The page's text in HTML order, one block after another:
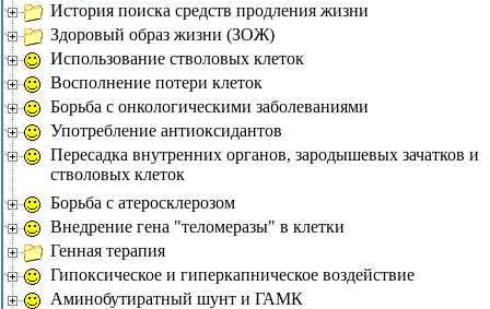
История поиска средств продления жизни
Здоровый образ жизни (ЗОЖ)
Использование стволовых клеток
Восполнение потери клеток
Борьба с онкологическими заболеваниями
Употребление антиоксидантов
Пересадка внутренних органов, зародышевых зачатков и
стволовых клеток
Борьба с атеросклерозом
Внедрение гена "теломеразы" в клетки
Генная терапия
Гипоксическое и гиперкапническое воздействие
Аминобутиратный шунт и ГАМК